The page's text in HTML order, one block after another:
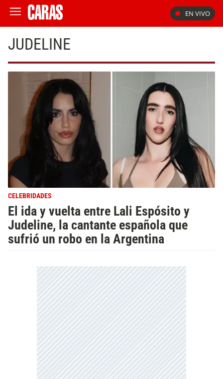
EN VIVO
JUDELINE
CELEBRIDADES
El ida y vuelta entre Lali Espósito y
Judeline, la cantante española que
sufrió un robo en la Argentina